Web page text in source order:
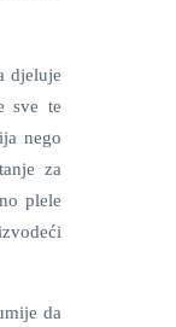
djeluje
sve te
nego
za
plele
da